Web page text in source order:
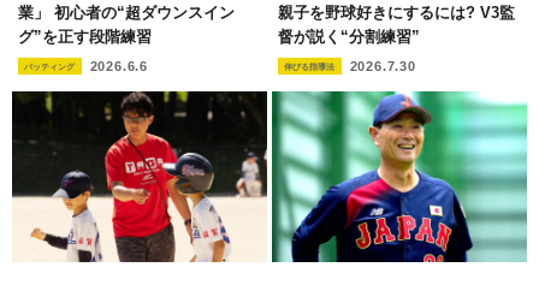
業」 初心者の“超ダウンスイン
グ”を正す段階練習
バッティング 2026.6.6
親子を野球好きにするには? V3監
督が説く“分割練習”
伸びる指導法 2026.7.30